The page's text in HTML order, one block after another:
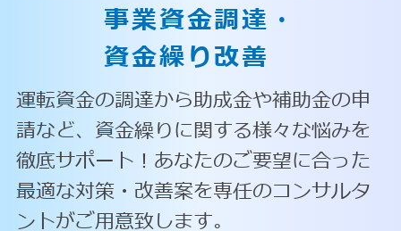
事業資金調達・
資金繰り改善
運転資金の調達から助成金や補助金の申
請など、資金繰りに関する様々な悩みを
徹底サポート！あなたのご要望に合った
最適な対策・改善案を専任のコンサルタ
ントがご用意致します。